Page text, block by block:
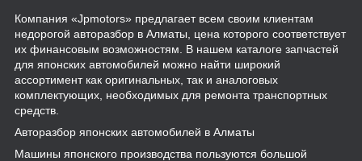
Компания «Jpmotors» предлагает всем своим клиентам
недорогой авторазбор в Алматы, цена которого соответствует
их финансовым возможностям. В нашем каталоге запчастей
для японских автомобилей можно найти широкий
ассортимент как оригинальных, так и аналоговых
комплектующих, необходимых для ремонта транспортных
средств.
Авторазбор японских автомобилей в Алматы
Машины японского производства пользуются большой